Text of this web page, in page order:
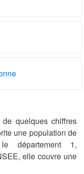
quelques chiffres
une population de
département 1,
elle couvre une